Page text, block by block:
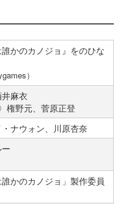
誰かのカノジョ』をのひな
）
井麻衣
権野元、菅原正登
ナウォン、川原杏奈
誰かのカノジョ」製作委員